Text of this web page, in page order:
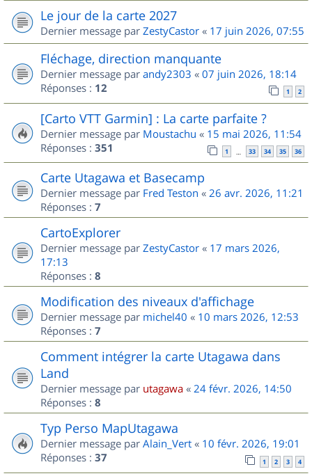
Le jour de la carte 2027
Dernier message par ZestyCastor « 17 juin 2026, 07:55
Fléchage, direction manquante
Dernier message par andy2303 « 07 juin 2026, 18:14
Réponses : 12 1 2
[Carto VTT Garmin] : La carte parfaite ?
Dernier message par Moustachu « 15 mai 2026, 11:54
Réponses : 351 1 … 33 34 35 36
Carte Utagawa et Basecamp
Dernier message par Fred Teston « 26 avr. 2026, 11:21
Réponses : 7
CartoExplorer
Dernier message par ZestyCastor « 17 mars 2026,
17:13
Réponses : 8
Modification des niveaux d'affichage
Dernier message par michel40 « 10 mars 2026, 12:53
Réponses : 7
Comment intégrer la carte Utagawa dans
Land
Dernier message par utagawa « 24 févr. 2026, 14:50
Réponses : 8
Typ Perso MapUtagawa
Dernier message par Alain_Vert « 10 févr. 2026, 19:01
Réponses : 37 1 2 3 4